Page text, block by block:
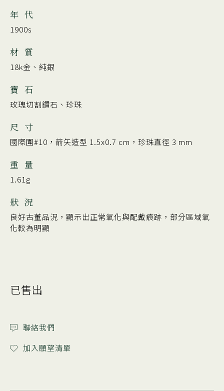
年 代
1900s
材 質
18k金、純銀
寶 石
玫瑰切割鑽石、珍珠
尺 寸
國際圍#10，箭矢造型 1.5x0.7 cm，珍珠直徑 3 mm
重 量
1.61g
狀 況
良好古董品況，顯示出正常氧化與配戴痕跡，部分區域氧
化較為明顯
已售出
聯絡我們
加入願望清單